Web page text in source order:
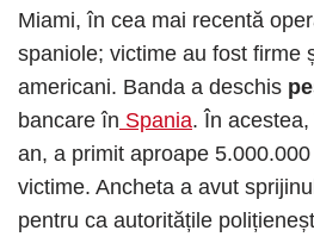
Miami, în cea mai recentă
spaniole; victime au fost firme
americani. Banda a deschis
bancare în Spania. În
an, a primit aproape
victime. Ancheta a avut
pentru ca autoritățile